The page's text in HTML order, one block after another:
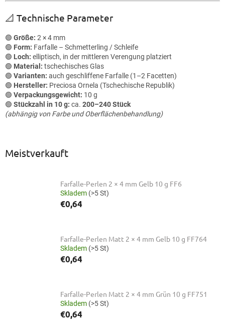
📐 Technische Parameter
🟢 Größe: 2 × 4 mm
🟢 Form: Farfalle – Schmetterling / Schleife
🟢 Loch: elliptisch, in der mittleren Verengung platziert
🟢 Material: tschechisches Glas
🟢 Varianten: auch geschliffene Farfalle (1–2 Facetten)
🟢 Hersteller: Preciosa Ornela (Tschechische Republik)
🟢 Verpackungsgewicht: 10 g
🟢 Stückzahl in 10 g: ca. 200–240 Stück
(abhängig von Farbe und Oberflächenbehandlung)
Meistverkauft
Farfalle-Perlen 2 × 4 mm Gelb 10 g FF6
Skladem (>5 St)
€0,64
Farfalle-Perlen Matt 2 × 4 mm Gelb 10 g FF764
Skladem (>5 St)
€0,64
Farfalle-Perlen Matt 2 × 4 mm Grün 10 g FF751
Skladem (>5 St)
€0,64